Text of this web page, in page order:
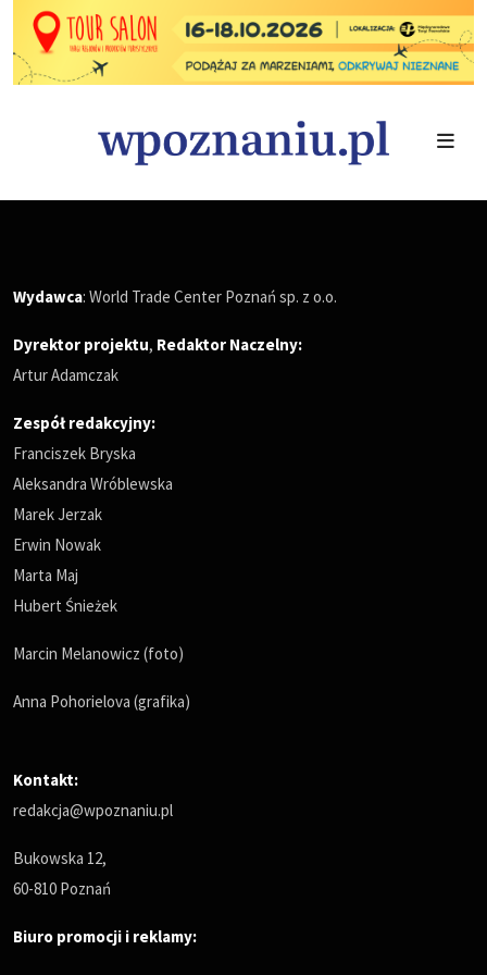
Wydawca: World Trade Center Poznań sp. z o.o.
Dyrektor projektu, Redaktor Naczelny:
Artur Adamczak
Zespół redakcyjny:
Franciszek Bryska
Aleksandra Wróblewska
Marek Jerzak
Erwin Nowak
Marta Maj
Hubert Śnieżek
Marcin Melanowicz (foto)
Anna Pohorielova (grafika)
Kontakt:
redakcja@wpoznaniu.pl
Bukowska 12,
60-810 Poznań
Biuro promocji i reklamy: